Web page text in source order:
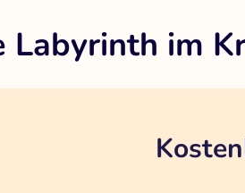
Labyrinth im